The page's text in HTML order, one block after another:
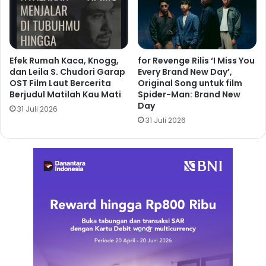
Efek Rumah Kaca, Knogg,
dan Leila S. Chudori Garap
OST Film Laut Bercerita
Berjudul Matilah Kau Mati
31 Juli 2026
for Revenge Rilis ‘I Miss You
Every Brand New Day’,
Original Song untuk film
Spider-Man: Brand New
Day
31 Juli 2026